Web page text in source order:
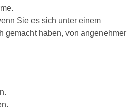
Sie es sich unter einem
gemacht haben, von angenehmer